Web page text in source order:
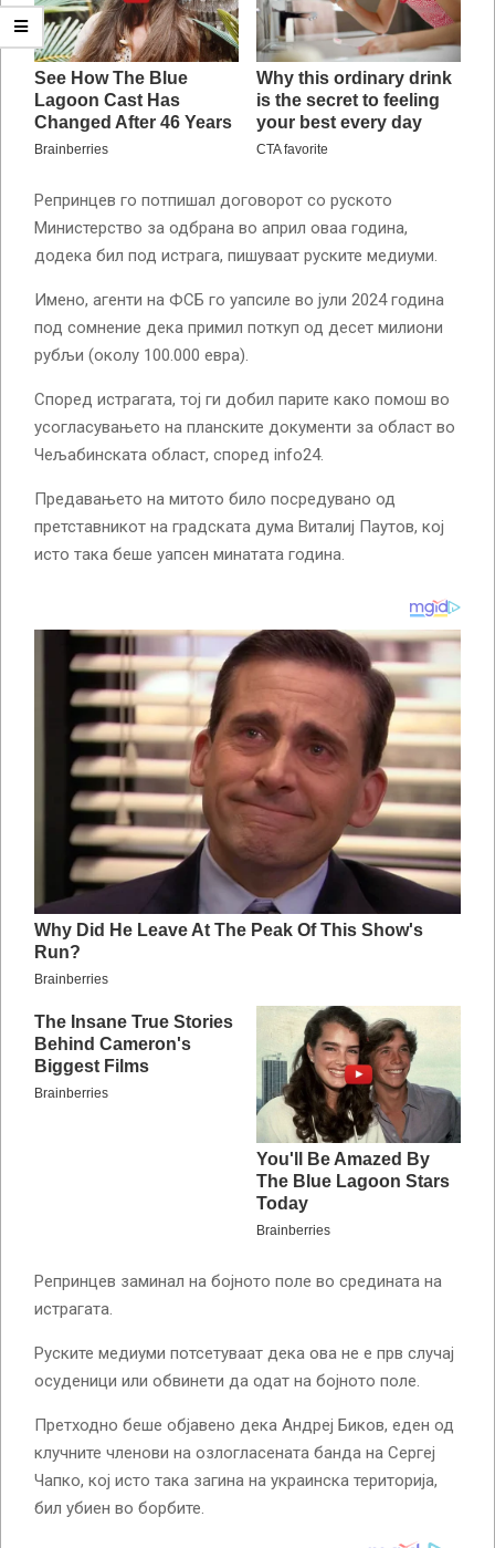
Репринцев го потпишал договорот со руското
Министерство за одбрана во април оваа година,
додека бил под истрага, пишуваат руските медиуми.
Имено, агенти на ФСБ го уапсиле во јули 2024 година
под сомнение дека примил поткуп од десет милиони
рубљи (околу 100.000 евра).
Според истрагата, тој ги добил парите како помош во
усогласувањето на планските документи за област во
Чељабинската област, според info24.
Предавањето на митото било посредувано од
претставникот на градската дума Виталиј Паутов, кој
исто така беше уапсен минатата година.
Репринцев заминал на бојното поле во средината на
истрагата.
Руските медиуми потсетуваат дека ова не е прв случај
осуденици или обвинети да одат на бојното поле.
Претходно беше објавено дека Андреј Биков, еден од
клучните членови на озлогласената банда на Сергеј
Чапко, кој исто така загина на украинска територија,
бил убиен во борбите.